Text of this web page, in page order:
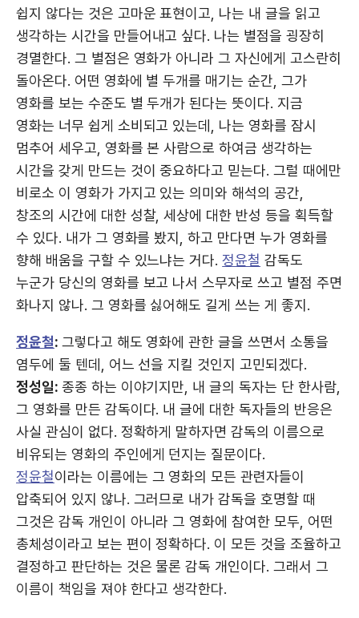
쉽지 않다는 것은 고마운 표현이고, 나는 내 글을 읽고
생각하는 시간을 만들어내고 싶다. 나는 별점을 굉장히
경멸한다. 그 별점은 영화가 아니라 그 자신에게 고스란히
돌아온다. 어떤 영화에 별 두개를 매기는 순간, 그가
영화를 보는 수준도 별 두개가 된다는 뜻이다. 지금
영화는 너무 쉽게 소비되고 있는데, 나는 영화를 잠시
멈추어 세우고, 영화를 본 사람으로 하여금 생각하는
시간을 갖게 만드는 것이 중요하다고 믿는다. 그럴 때에만
비로소 이 영화가 가지고 있는 의미와 해석의 공간,
창조의 시간에 대한 성찰, 세상에 대한 반성 등을 획득할
수 있다. 내가 그 영화를 봤지, 하고 만다면 누가 영화를
향해 배움을 구할 수 있느냐는 거다.정윤철 감독도
누군가 당신의 영화를 보고 나서 스무자로 쓰고 별점 주면
화나지 않나. 그 영화를 싫어해도 길게 쓰는 게 좋지.
정윤철: 그렇다고 해도 영화에 관한 글을 쓰면서 소통을
염두에 둘 텐데, 어느 선을 지킬 것인지 고민되겠다.
정성일: 종종 하는 이야기지만, 내 글의 독자는 단 한사람,
그 영화를 만든 감독이다. 내 글에 대한 독자들의 반응은
사실 관심이 없다. 정확하게 말하자면 감독의 이름으로
비유되는 영화의 주인에게 던지는 질문이다.
정윤철이라는 이름에는 그 영화의 모든 관련자들이
압축되어 있지 않나. 그러므로 내가 감독을 호명할 때
그것은 감독 개인이 아니라 그 영화에 참여한 모두, 어떤
총체성이라고 보는 편이 정확하다. 이 모든 것을 조율하고
결정하고 판단하는 것은 물론 감독 개인이다. 그래서 그
이름이 책임을 져야 한다고 생각한다.